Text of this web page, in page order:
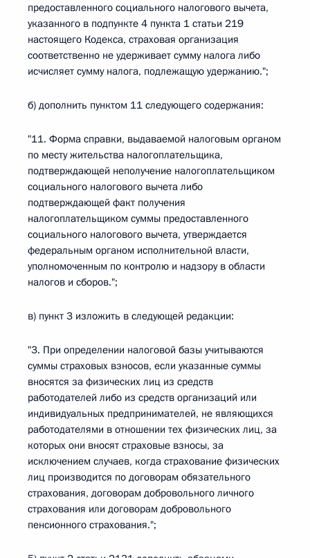
предоставленного социального налогового вычета,
указанного в подпункте 4 пункта 1 статьи 219
настоящего Кодекса, страховая организация
соответственно не удерживает сумму налога либо
исчисляет сумму налога, подлежащую удержанию.";
б) дополнить пунктом 11 следующего содержания:
"11. Форма справки, выдаваемой налоговым органом
по месту жительства налогоплательщика,
подтверждающей неполучение налогоплательщиком
социального налогового вычета либо
подтверждающей факт получения
налогоплательщиком суммы предоставленного
социального налогового вычета, утверждается
федеральным органом исполнительной власти,
уполномоченным по контролю и надзору в области
налогов и сборов.";
в) пункт 3 изложить в следующей редакции:
"3. При определении налоговой базы учитываются
суммы страховых взносов, если указанные суммы
вносятся за физических лиц из средств
работодателей либо из средств организаций или
индивидуальных предпринимателей, не являющихся
работодателями в отношении тех физических лиц, за
которых они вносят страховые взносы, за
исключением случаев, когда страхование физических
лиц производится по договорам обязательного
страхования, договорам добровольного личного
страхования или договорам добровольного
пенсионного страхования.";